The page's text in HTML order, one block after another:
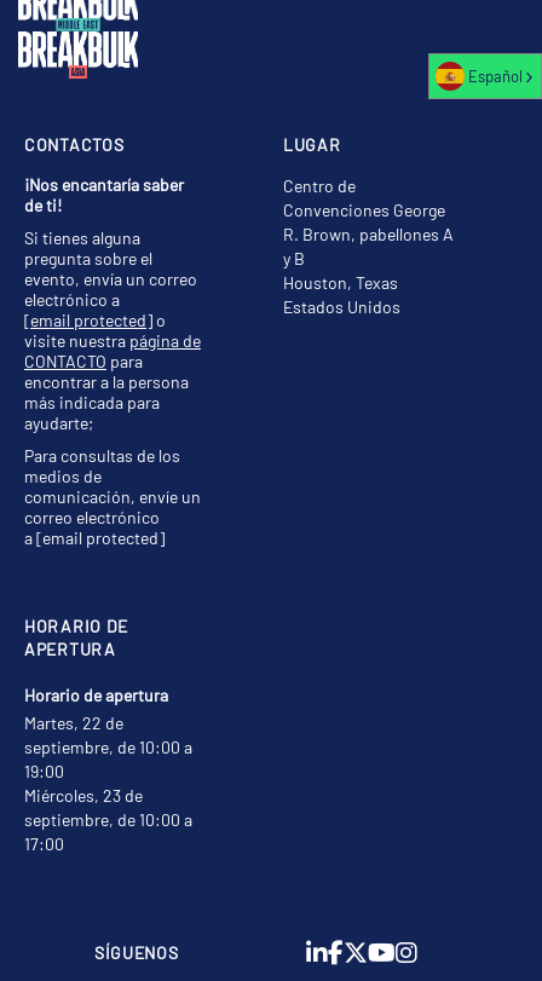
LUGAR
Centro de
Convenciones George
R. Brown, pabellones A
y B
Houston, Texas
Estados Unidos
HORARIO DE
APERTURA
Horario de apertura
Martes, 22 de
septiembre, de 10:00 a
19:00
Miércoles, 23 de
septiembre, de 10:00 a
17:00
CONTACTOS
¡Nos encantaría saber
de ti!
Si tienes alguna
pregunta sobre el
evento, envía un correo
electrónico a
[email protected]o
visite nuestra página de
CONTACTO para
encontrar a la persona
más indicada para
ayudarte;
Para consultas de los
medios de
comunicación, envíe un
correo electrónico
a[email protected]
SÍGUENOS
Español